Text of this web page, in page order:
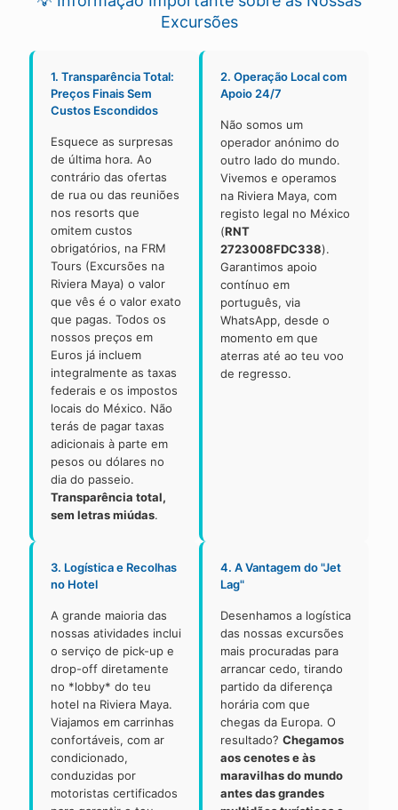
Excursões
1. Transparência Total:
Preços Finais Sem
Custos Escondidos
Esquece as surpresas
de última hora. Ao
contrário das ofertas
de rua ou das reuniões
nos resorts que
omitem custos
obrigatórios, na FRM
Tours (Excursões na
Riviera Maya) o valor
que vês é o valor exato
que pagas. Todos os
nossos preços em
Euros já incluem
integralmente as taxas
federais e os impostos
locais do México. Não
terás de pagar taxas
adicionais à parte em
pesos ou dólares no
dia do passeio.
Transparência total,
sem letras miúdas.
2. Operação Local com
Apoio 24/7
Não somos um
operador anónimo do
outro lado do mundo.
Vivemos e operamos
na Riviera Maya, com
registo legal no México
(RNT
2723008FDC338).
Garantimos apoio
contínuo em
português, via
WhatsApp, desde o
momento em que
aterras até ao teu voo
de regresso.
3. Logística e Recolhas
no Hotel
A grande maioria das
nossas atividades inclui
o serviço de pick-up e
drop-off diretamente
no *lobby* do teu
hotel na Riviera Maya.
Viajamos em carrinhas
confortáveis, com ar
condicionado,
conduzidas por
motoristas certificados
4. A Vantagem do "Jet
Lag"
Desenhamos a logística
das nossas excursões
mais procuradas para
arrancar cedo, tirando
partido da diferença
horária com que
chegas da Europa. O
resultado? Chegamos
aos cenotes e às
maravilhas do mundo
antes das grandes